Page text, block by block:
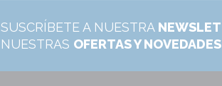
SUSCRÍBETE A NUESTRA
NUESTRAS OFERTAS Y NOVEDADES